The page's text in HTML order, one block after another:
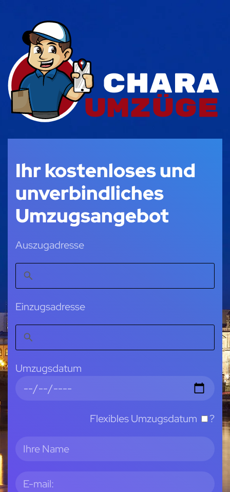
Ihr kostenloses und
unverbindliches
Umzugsangebot
Auszugadresse
Einzugsadresse
Umzugsdatum
Flexibles Umzugsdatum ?